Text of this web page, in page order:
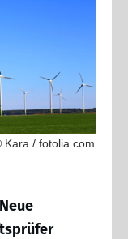
Kara / fotolia.com